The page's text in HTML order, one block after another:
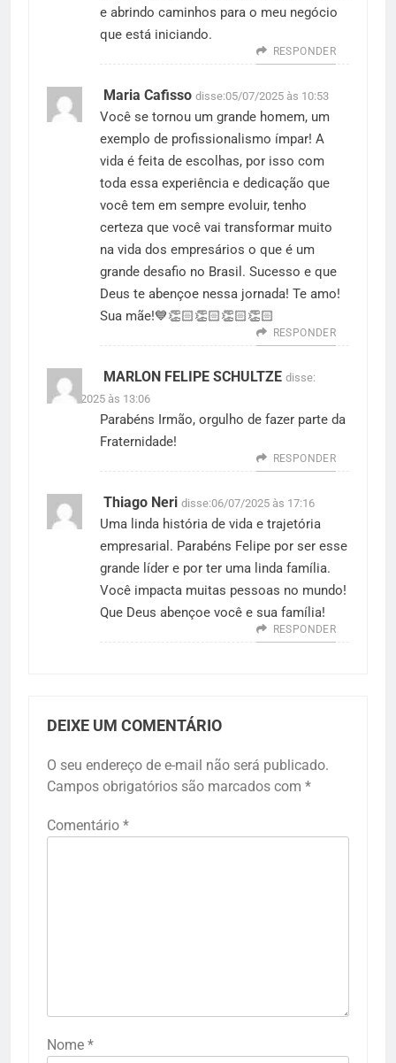
e abrindo caminhos para o meu negócio
que está iniciando.
RESPONDER
Maria Cafisso disse:05/07/2025 às 10:53
Você se tornou um grande homem, um
exemplo de profissionalismo ímpar! A
vida é feita de escolhas, por isso com
toda essa experiência e dedicação que
você tem em sempre evoluir, tenho
certeza que você vai transformar muito
na vida dos empresários o que é um
grande desafio no Brasil. Sucesso e que
Deus te abençoe nessa jornada! Te amo!
Sua mãe!💙👏🏻👏🏻👏🏻👏🏻
RESPONDER
MARLON FELIPE SCHULTZE disse:
05/07/2025 às 13:06
Parabéns Irmão, orgulho de fazer parte da
Fraternidade!
RESPONDER
Thiago Neri disse:06/07/2025 às 17:16
Uma linda história de vida e trajetória
empresarial. Parabéns Felipe por ser esse
grande líder e por ter uma linda família.
Você impacta muitas pessoas no mundo!
Que Deus abençoe você e sua família!
RESPONDER
DEIXE UM COMENTÁRIO
O seu endereço de e-mail não será publicado.
Campos obrigatórios são marcados com *
Comentário *
Nome *